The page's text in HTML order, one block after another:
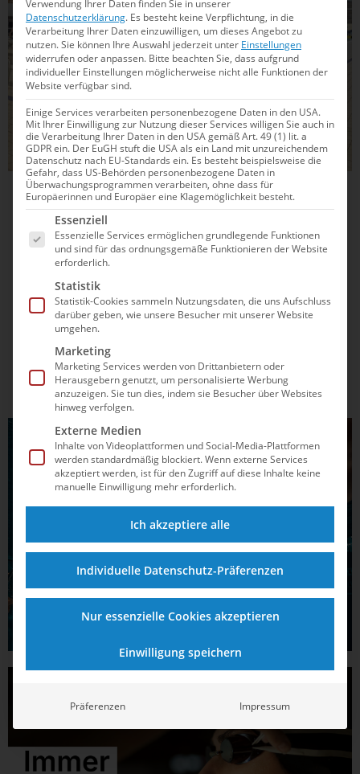
26.04.2025 17:58
Angelina Köhler und Anna Elendt
schwimmen deutsche Rekorde
bereits ein Rekord den nächsten, Nina Holt und Maya
Werner glänzen zudem mit WM-Einzelnormen. Welche Top-
Leistungen dich erwarten und warum sich ein Ticket zur DM
besonders lohnt, erfährst du hier!
Verwendung Ihrer Daten finden Sie in unserer
Datenschutzerklärung. Es besteht keine Verpflichtung, in die
Verarbeitung Ihrer Daten einzuwilligen, um dieses Angebot zu
nutzen.Sie können Ihre Auswahl jederzeit unter Einstellungen
widerrufen oder anpassen. Bitte beachten Sie, dass aufgrund
individueller Einstellungen möglicherweise nicht alle Funktionen der
Website verfügbar sind.
Einige Services verarbeiten personenbezogene Daten in den USA.
Mit Ihrer Einwilligung zur Nutzung dieser Services willigen Sie auch in
die Verarbeitung Ihrer Daten in den USA gemäß Art. 49 (1) lit. a
GDPR ein. Der EuGH stuft die USA als ein Land mit unzureichendem
Datenschutz nach EU-Standards ein. Es besteht beispielsweise die
Gefahr, dass US-Behörden personenbezogene Daten in
Überwachungsprogrammen verarbeiten, ohne dass für
Europäerinnen und Europäer eine Klagemöglichkeit besteht.
Es folgt eine Liste der Service-Gruppen, für die
Essenziell
Essenzielle Services ermöglichen grundlegende Funktionen
und sind für das ordnungsgemäße Funktionieren der Website
erforderlich.
Statistik
Statistik-Cookies sammeln Nutzungsdaten, die uns Aufschluss
darüber geben, wie unsere Besucher mit unserer Website
umgehen.
Marketing
Marketing Services werden von Drittanbietern oder
Herausgebern genutzt, um personalisierte Werbung
anzuzeigen. Sie tun dies, indem sie Besucher über Websites
hinweg verfolgen.
Externe Medien
Inhalte von Videoplattformen und Social-Media-Plattformen
werden standardmäßig blockiert. Wenn externe Services
akzeptiert werden, ist für den Zugriff auf diese Inhalte keine
manuelle Einwilligung mehr erforderlich.
Ich akzeptiere alle
Individuelle Datenschutz-Präferenzen
Nur essenzielle Cookies akzeptieren
Einwilligung speichern
Präferenzen Impressum